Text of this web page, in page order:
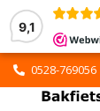
9,1
0528-769056